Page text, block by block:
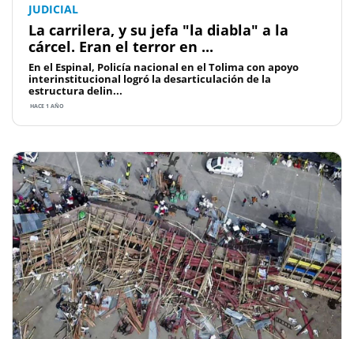
JUDICIAL
La carrilera, y su jefa "la diabla" a la
cárcel. Eran el terror en ...
En el Espinal, Policía nacional en el Tolima con apoyo
interinstitucional logró la desarticulación de la
estructura delin...
HACE 1 AÑO